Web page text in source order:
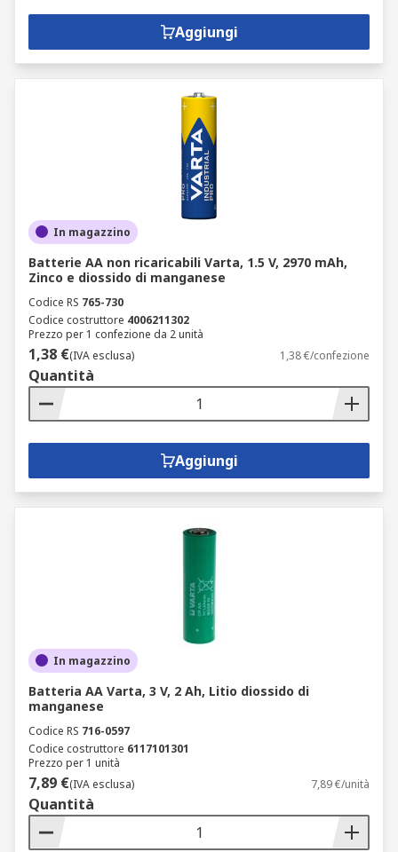
Aggiungi
In magazzino
Batterie AA non ricaricabili Varta, 1.5 V, 2970 mAh,
Zinco e diossido di manganese
Codice RS 765-730
Codice costruttore 4006211302
Prezzo per 1 confezione da 2 unità
1,38 €(IVA esclusa) 1,38 €/confezione
Quantità
Aggiungi
In magazzino
Batteria AA Varta, 3 V, 2 Ah, Litio diossido di
manganese
Codice RS 716-0597
Codice costruttore 6117101301
Prezzo per 1 unità
7,89 €(IVA esclusa) 7,89 €/unità
Quantità